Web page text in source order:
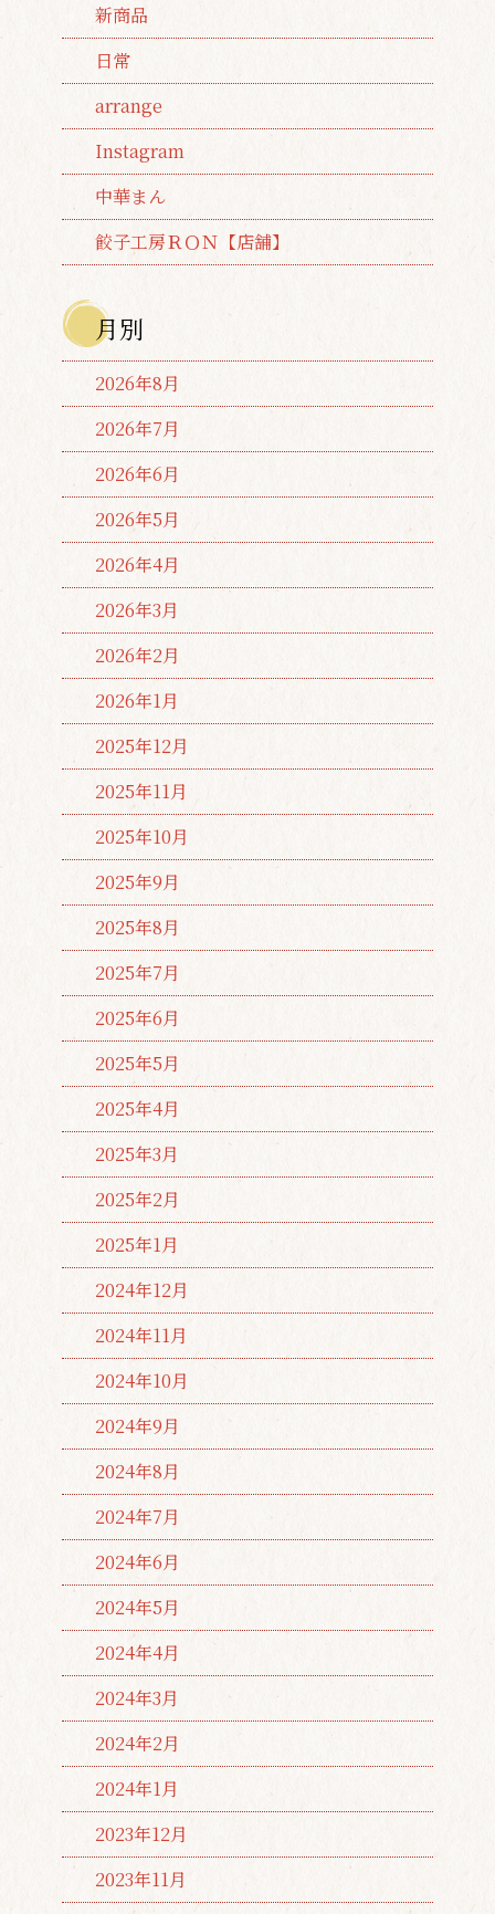
新商品
日常
arrange
Instagram
中華まん
餃子工房ＲＯＮ【店舗】
月別
2026年8月
2026年7月
2026年6月
2026年5月
2026年4月
2026年3月
2026年2月
2026年1月
2025年12月
2025年11月
2025年10月
2025年9月
2025年8月
2025年7月
2025年6月
2025年5月
2025年4月
2025年3月
2025年2月
2025年1月
2024年12月
2024年11月
2024年10月
2024年9月
2024年8月
2024年7月
2024年6月
2024年5月
2024年4月
2024年3月
2024年2月
2024年1月
2023年12月
2023年11月